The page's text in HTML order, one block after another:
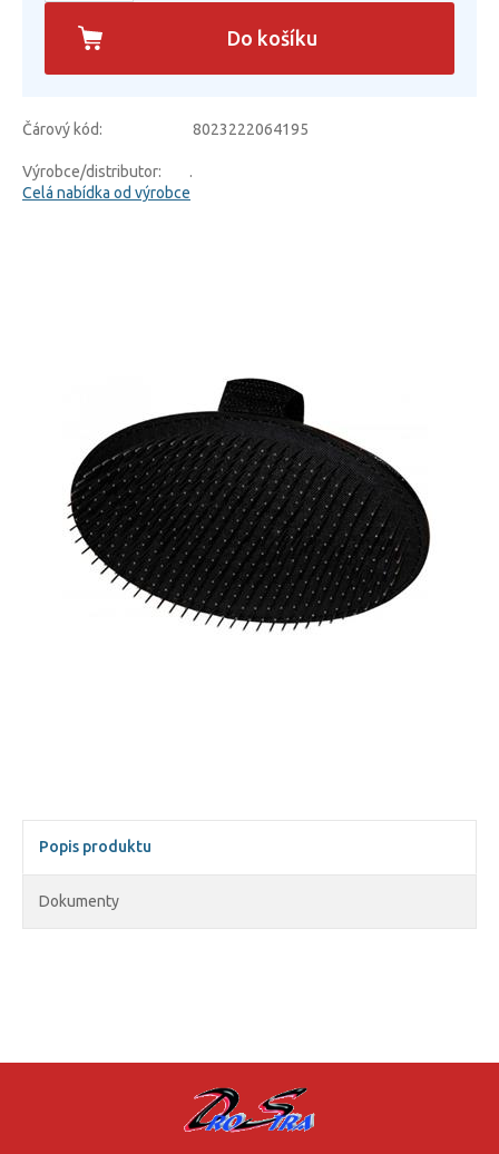
Do košíku
Čárový kód: 8023222064195
Výrobce/distributor:
.
Celá nabídka od výrobce
Popis produktu
Dokumenty